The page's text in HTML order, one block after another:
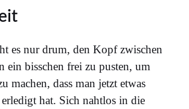
es nur drum, den Kopf zwischen
ein bisschen frei zu pusten, um
machen, dass man jetzt etwas
hat. Sich nahtlos in die